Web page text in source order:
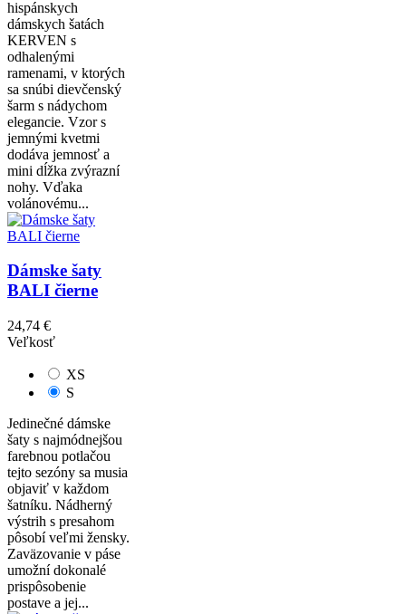
hispánskych
dámskych šatách
KERVEN s
odhalenými
ramenami, v ktorých
sa snúbi dievčenský
šarm s nádychom
elegancie. Vzor s
jemnými kvetmi
dodáva jemnosť a
mini dĺžka zvýrazní
nohy. Vďaka
volánovému...
Dámske šaty
BALI čierne
24,74 €
Veľkosť
XS
S
Jedinečné dámske
šaty s najmódnejšou
farebnou potlačou
tejto sezóny sa musia
objaviť v každom
šatníku. Nádherný
výstrih s presahom
pôsobí veľmi žensky.
Zaväzovanie v páse
umožní dokonalé
prispôsobenie
postave a jej...